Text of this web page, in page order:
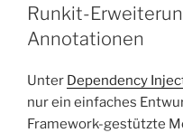
Runkit-
Annotationen
Unter Dependency
nur ein einfaches
Framework-gestützte